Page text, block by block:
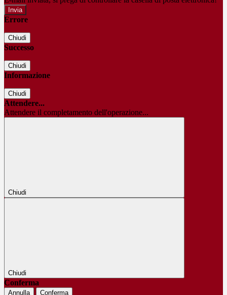
Errore
Chiudi
Successo
Chiudi
Informazione
Chiudi
Attendere...
Attendere il completamento dell'operazione...
Chiudi
Chiudi
Conferma
Annulla Conferma